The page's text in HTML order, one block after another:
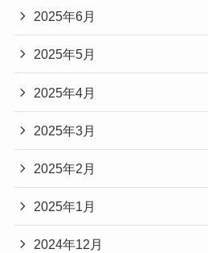
2025年6月
2025年5月
2025年4月
2025年3月
2025年2月
2025年1月
2024年12月